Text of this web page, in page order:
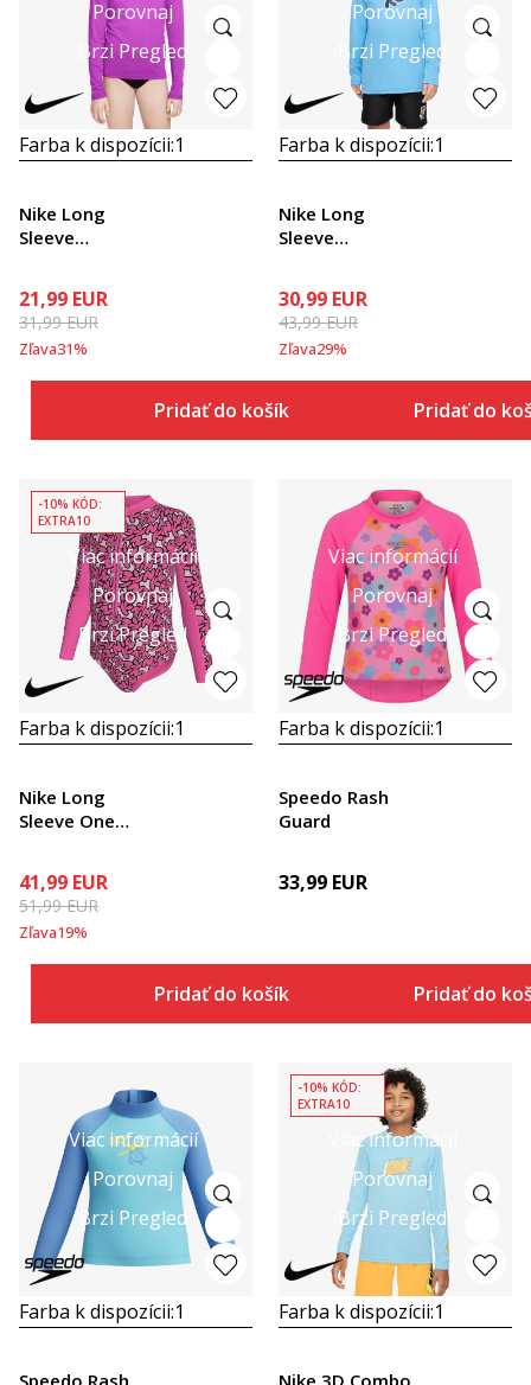
Porovnaj
Brzi Pregled
Farba k dispozícii:1
Nike Long
Sleeve
21,99 EUR
31,99EUR
Zľava31%
Pridať do košíka
Porovnaj
Brzi Pregled
Farba k dispozícii:1
Nike Long
Sleeve
30,99 EUR
43,99EUR
Zľava29%
Pridať do
Viac informácií
Porovnaj
Brzi Pregled
-10% KÓD:
EXTRA10
Farba k dispozícii:1
Nike Long
Sleeve One
41,99 EUR
51,99EUR
Zľava19%
Pridať do košíka
Viac informácií
Porovnaj
Brzi Pregled
Farba k dispozícii:1
Speedo Rash
Guard
33,99 EUR
Pridať do
Viac informácií
Porovnaj
Brzi Pregled
Farba k dispozícii:1
Speedo Rash
Viac informácií
Porovnaj
Brzi Pregled
-10% KÓD:
EXTRA10
Farba k dispozícii:1
Nike 3D Combo